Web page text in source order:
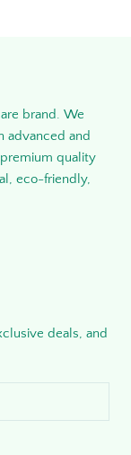
brand. We
advanced and
quality
eco-friendly,
deals, and